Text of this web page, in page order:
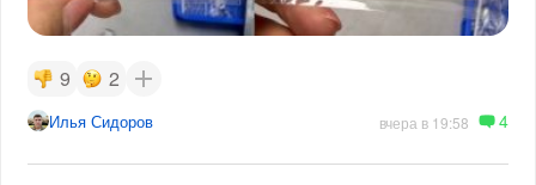
9 2
Илья Сидоров вчера в 19:58 4